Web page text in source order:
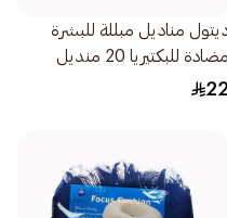
مناديل مبللة للبشرة
مضادة للبكتيريا 20 منديل
22